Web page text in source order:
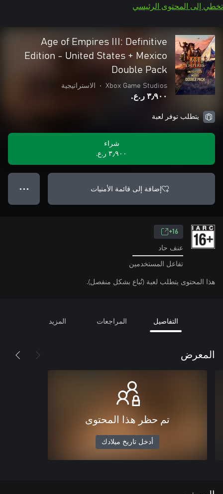
تخطي إلى المحتوى الرئيسي
Age of Empires III: Definitive
Edition - United States + Mexico
Double Pack
Xbox Game Studios
• الاستراتيجية
٣٫٩٠٠ ر.ع.‏
يتطلب توفر لعبة
شراء
٣٫٩٠٠ ر.ع.‏
إضافة إلى قائمة الأمنيات ● ● ●
16+
عنف حاد
تفاعل المستخدمين
هذا المحتوى يتطلب لعبة (تُباع بشكل منفصل).
التفاصيل المراجعات المزيد
المعرض
تم حظر هذا المحتوى
أدخل تاريخ ميلادك